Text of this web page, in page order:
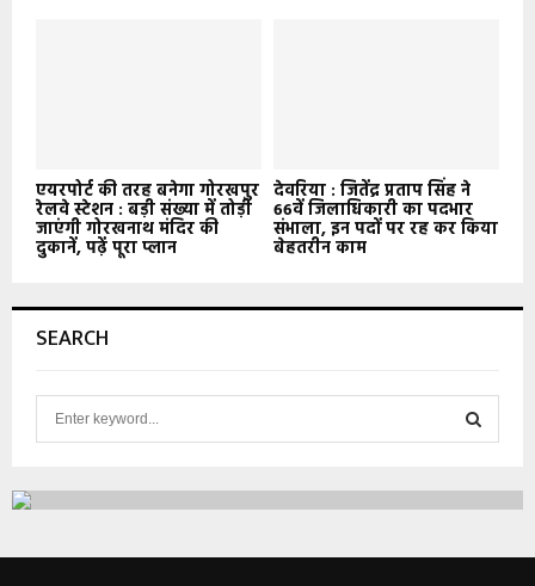
एयरपोर्ट की तरह बनेगा गोरखपुर
रेलवे स्टेशन : बड़ी संख्या में तोड़ी
जाएंगी गोरखनाथ मंदिर की
दुकानें, पढ़ें पूरा प्लान
देवरिया : जितेंद्र प्रताप सिंह ने
66वें जिलाधिकारी का पदभार
संभाला, इन पदों पर रह कर किया
बेहतरीन काम
SEARCH
c
f
E
A